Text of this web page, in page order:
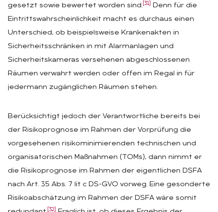
gesetzt sowie bewertet worden sind. [31]
Denn für die
Eintrittswahrscheinlichkeit macht es durchaus einen
Unterschied, ob beispielsweise Krankenakten in
Sicherheitsschränken in mit Alarmanlagen und
Sicherheitskameras versehenen abgeschlossenen
Räumen verwahrt werden oder offen im Regal in für
jedermann zugänglichen Räumen stehen.
Berücksichtigt jedoch der Verantwortliche bereits bei
der Risikoprognose im Rahmen der Vorprüfung die
vorgesehenen risikominimierenden technischen und
organisatorischen Maßnahmen (TOMs), dann nimmt er
die Risikoprognose im Rahmen der eigentlichen DSFA
nach Art. 35 Abs. 7 lit c DS-GVO vorweg. Eine gesonderte
Risikoabschätzung im Rahmen der DSFA wäre somit
[32]